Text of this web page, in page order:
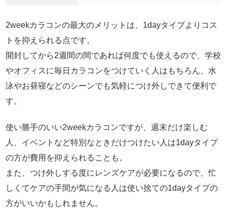
2weekカラコンの最大のメリットは、1dayタイプよりコス
トを抑えられる点です。
開封してから2週間の間であれば何度でも使えるので、学校
やオフィスに毎日カラコンをつけていく人はもちろん、水
泳やお昼寝などのシーンでも気軽につけ外しできて便利で
す。
使い勝手のいい2weekカラコンですが、週末だけ楽しむ
人、イベントなど特別なときだけつけたい人は1dayタイプ
の方が費用を抑えられることも。
また、つけ外しする度にレンズケアが必要になるので、忙
しくてケアの手間が気になる人は使い捨ての1dayタイプの
方がいいかもしれません。